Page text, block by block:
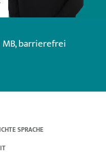
barrierefrei
SPRACHE